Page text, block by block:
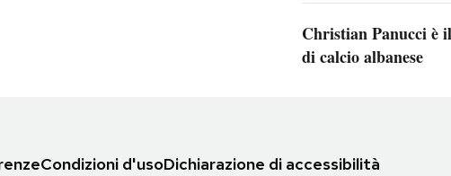
Christian Panucci è
di calcio albanese
Condizioni d'usoDichiarazione di accessibilità